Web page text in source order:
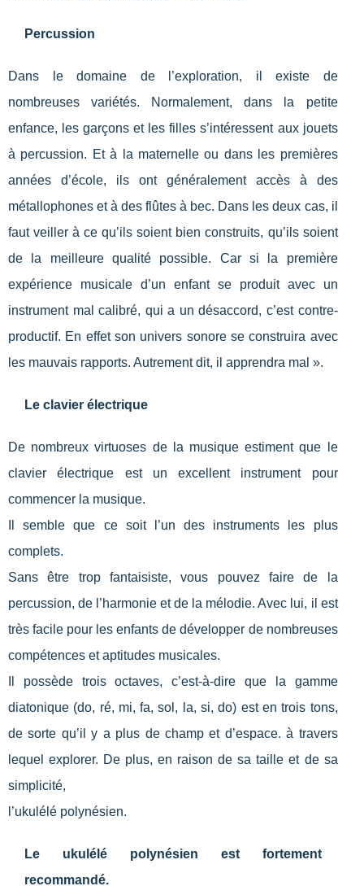
Percussion
Dans le domaine de l’exploration, il existe de
nombreuses variétés. Normalement, dans la petite
enfance, les garçons et les filles s’intéressent aux jouets
à percussion. Et à la maternelle ou dans les premières
années d’école, ils ont généralement accès à des
métallophones et à des flûtes à bec. Dans les deux cas, il
faut veiller à ce qu’ils soient bien construits, qu’ils soient
de la meilleure qualité possible. Car si la première
expérience musicale d’un enfant se produit avec un
instrument mal calibré, qui a un désaccord, c’est contre-
productif. En effet son univers sonore se construira avec
les mauvais rapports. Autrement dit, il apprendra mal ».
Le clavier électrique
De nombreux virtuoses de la musique estiment que le
clavier électrique est un excellent instrument pour
commencer la musique.
Il semble que ce soit l’un des instruments les plus
complets.
Sans être trop fantaisiste, vous pouvez faire de la
percussion, de l’harmonie et de la mélodie. Avec lui, il est
très facile pour les enfants de développer de nombreuses
compétences et aptitudes musicales.
Il possède trois octaves, c’est-à-dire que la gamme
diatonique (do, ré, mi, fa, sol, la, si, do) est en trois tons,
de sorte qu’il y a plus de champ et d’espace. à travers
lequel explorer. De plus, en raison de sa taille et de sa
simplicité,
l’ukulélé polynésien.
Le ukulélé polynésien est fortement
recommandé.